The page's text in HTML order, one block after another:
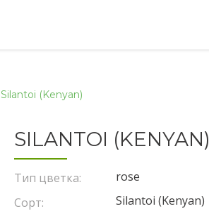
Silantoi (Kenyan)
SILANTOI (KENYAN)
Тип цветка:
rose
Сорт:
Silantoi (Kenyan)